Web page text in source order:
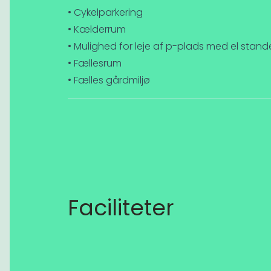
• Cykelparkering
• Kælderrum
• Mulighed for leje af p-plads med el
• Fællesrum
• Fælles gårdmiljø
Faciliteter